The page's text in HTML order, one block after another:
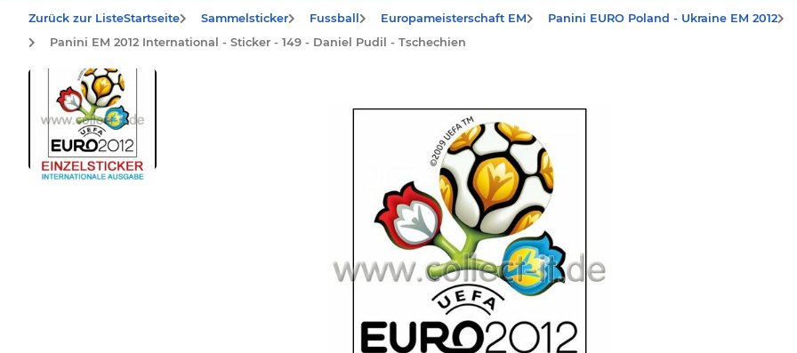
Zurück zur ListeStartseite Sammelsticker Fussball Europameisterschaft EM
Panini EURO Poland - Ukraine EM 2012
Panini EM 2012 International - Sticker - 149 - Daniel Pudil - Tschechien